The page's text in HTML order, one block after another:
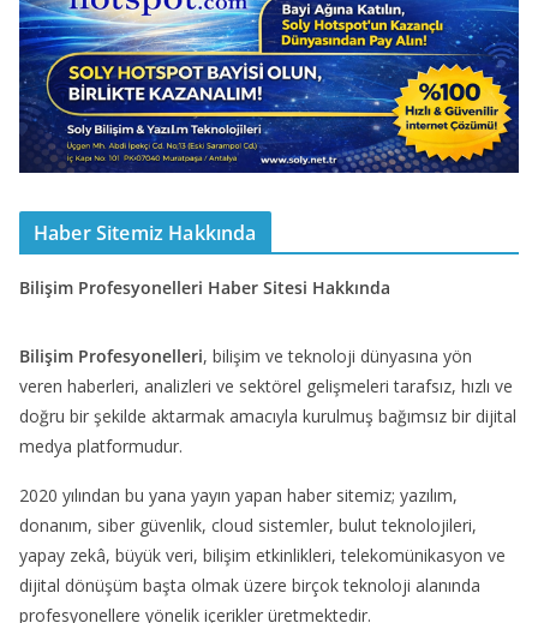
Haber Sitemiz Hakkında
Bilişim Profesyonelleri Haber Sitesi Hakkında
Bilişim Profesyonelleri, bilişim ve teknoloji dünyasına yön
veren haberleri, analizleri ve sektörel gelişmeleri tarafsız, hızlı ve
doğru bir şekilde aktarmak amacıyla kurulmuş bağımsız bir dijital
medya platformudur.
2020 yılından bu yana yayın yapan haber sitemiz; yazılım,
donanım, siber güvenlik, cloud sistemler, bulut teknolojileri,
yapay zekâ, büyük veri, bilişim etkinlikleri, telekomünikasyon ve
dijital dönüşüm başta olmak üzere birçok teknoloji alanında
profesyonellere yönelik içerikler üretmektedir.